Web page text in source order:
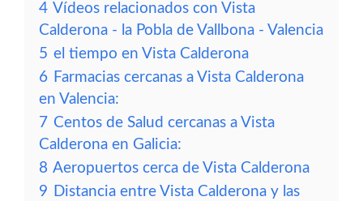
4 Vídeos relacionados con Vista
Calderona - la Pobla de Vallbona - Valencia
5 el tiempo en Vista Calderona
6 Farmacias cercanas a Vista Calderona
en Valencia:
7 Centos de Salud cercanas a Vista
Calderona en Galicia:
8 Aeropuertos cerca de Vista Calderona
9 Distancia entre Vista Calderona y las